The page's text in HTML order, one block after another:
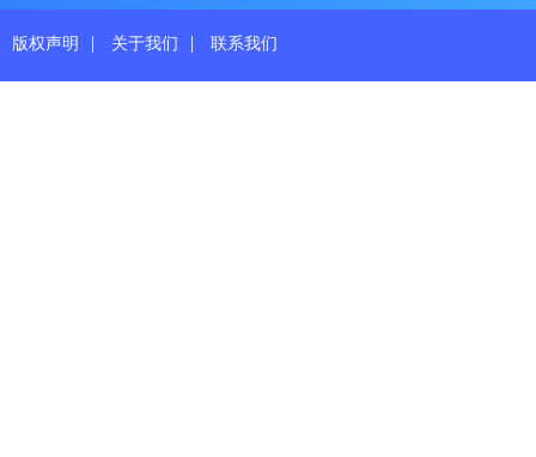
版权声明 | 关于我们 | 联系我们